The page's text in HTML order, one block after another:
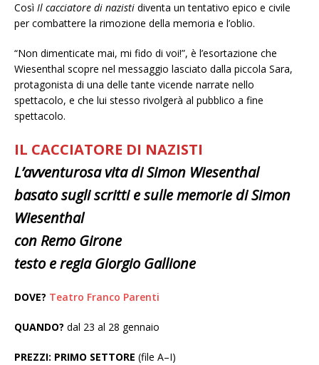
Così Il cacciatore di nazisti diventa un tentativo epico e civile
per combattere la rimozione della memoria e l’oblio.
“Non dimenticate mai, mi fido di voi!”, è l’esortazione che
Wiesenthal scopre nel messaggio lasciato dalla piccola Sara,
protagonista di una delle tante vicende narrate nello
spettacolo, e che lui stesso rivolgerà al pubblico a fine
spettacolo.
IL CACCIATORE DI NAZISTI
L’avventurosa vita di Simon Wiesenthal
basato sugli scritti e sulle memorie di Simon
Wiesenthal
con Remo Girone
testo e regia Giorgio Gallione
DOVE? Teatro Franco Parenti
QUANDO? dal 23 al 28 gennaio
PREZZI: PRIMO SETTORE (file A–I)